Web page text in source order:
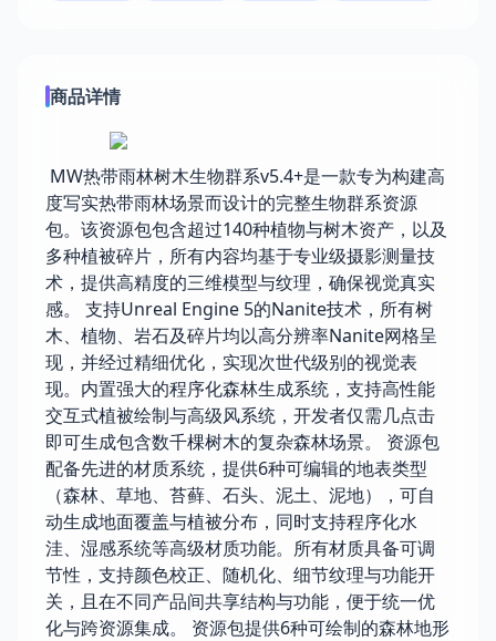
商品详情
MW热带雨林树木生物群系v5.4+是一款专为构建高
度写实热带雨林场景而设计的完整生物群系资源
包。该资源包包含超过140种植物与树木资产，以及
多种植被碎片，所有内容均基于专业级摄影测量技
术，提供高精度的三维模型与纹理，确保视觉真实
感。 支持Unreal Engine 5的Nanite技术，所有树
木、植物、岩石及碎片均以高分辨率Nanite网格呈
现，并经过精细优化，实现次世代级别的视觉表
现。内置强大的程序化森林生成系统，支持高性能
交互式植被绘制与高级风系统，开发者仅需几点击
即可生成包含数千棵树木的复杂森林场景。 资源包
配备先进的材质系统，提供6种可编辑的地表类型
（森林、草地、苔藓、石头、泥土、泥地），可自
动生成地面覆盖与植被分布，同时支持程序化水
洼、湿感系统等高级材质功能。所有材质具备可调
节性，支持颜色校正、随机化、细节纹理与功能开
关，且在不同产品间共享结构与功能，便于统一优
化与跨资源集成。 资源包提供6种可绘制的森林地形